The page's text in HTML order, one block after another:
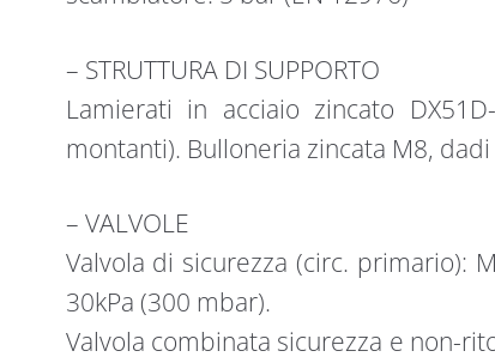
– STRUTTURA DI SUPPORTO
Lamierati in acciaio zincato
montanti). Bulloneria zincata M8,
– VALVOLE
Valvola di sicurezza (circ. primario):
30kPa (300 mbar).
Valvola combinata sicurezza e non-